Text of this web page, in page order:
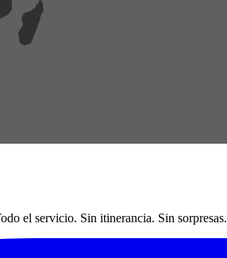
el servicio. Sin itinerancia. Sin sorpresas.